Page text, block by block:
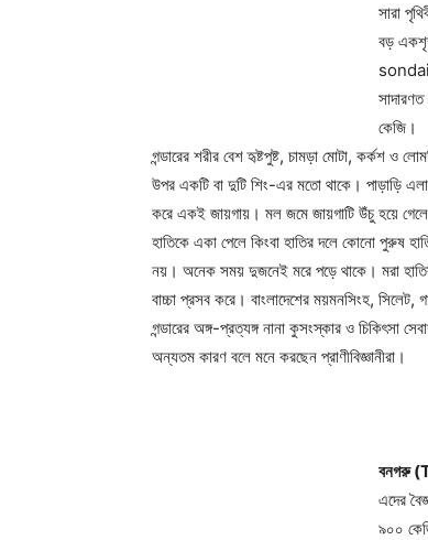
সারা
বড়
কেজি।
গন্ডারের শরীর বেশ হৃষ্টপুষ্ট, চামড়া মোটা, কর্কশ ও
উপর একটি বা দুটি শিং-এর মতো থাকে। পাড়াড়ি
করে একই জায়গায়। মল জমে জায়গাটি উঁচু হয়ে
হাতিকে একা পেলে কিংবা হাতির দলে কোনো পুরুষ
নয়। অনেক সময় দুজনেই মরে পড়ে থাকে। মরা
বাচ্চা প্রসব করে। বাংলাদেশের ময়মনসিংহ, সিলেট,
গন্ডারের অঙ্গ-প্রত্যঙ্গ নানা কুসংস্কার ও চিকিৎসা
অন্যতম কারণ বলে মনে করছেন প্রাণীবিজ্ঞানীরা।
বনগরু
এদের
৯০০